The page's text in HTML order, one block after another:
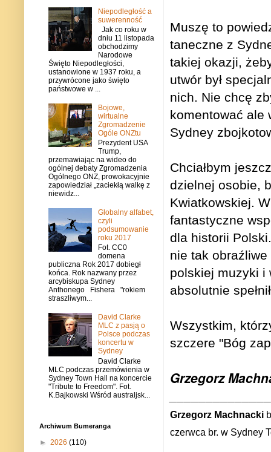
Muszę to
taneczne z
takiej okazji,
utwór był
nich. Nie chcę
komentować ale
Sydney
Chciałbym
dzielnej osobie,
Kwiatkowskiej.
fantastyczne
dla historii
nie tak obraźliwe
polskiej muzyki i
absolutnie
Wszystkim,
szczere "Bóg
Grzegorz
Grzegorz Machnacki
czerwca br. w Sydney
Niepodległość a
suwerenność
Jak co roku w
dniu 11 listopada
obchodzimy
Narodowe
Święto Niepodległości,
ustanowione w 1937 roku, a
przywrócone jako święto
państwowe w ...
Bojowe,
wirtualne
Zgromadzenie
Ogóle ONZtu
Prezydent USA
Trump,
przemawiając na wideo do
ogólnej debaty Zgromadzenia
Ogólnego ONZ, prowokacyjnie
zapowiedział „zaciekłą walkę z
niewidz...
Globalny alfabet,
czyli
podsumowanie
roku 2017
Fot. CC0
domena
publiczna Rok 2017 dobiegł
końca. Rok nazwany przez
arcybiskupa Sydney
Anthonego Fishera "rokiem
straszliwym...
David Clarke
MLC z pasją o
Polsce podczas
koncertu w
Sydney
David Clarke
MLC podczas przemówienia w
Sydney Town Hall na koncercie
"Tribute to Freedom". Fot.
K.Bajkowski Wśród australjsk...
Archiwum Bumeranga
► 2026 (110)